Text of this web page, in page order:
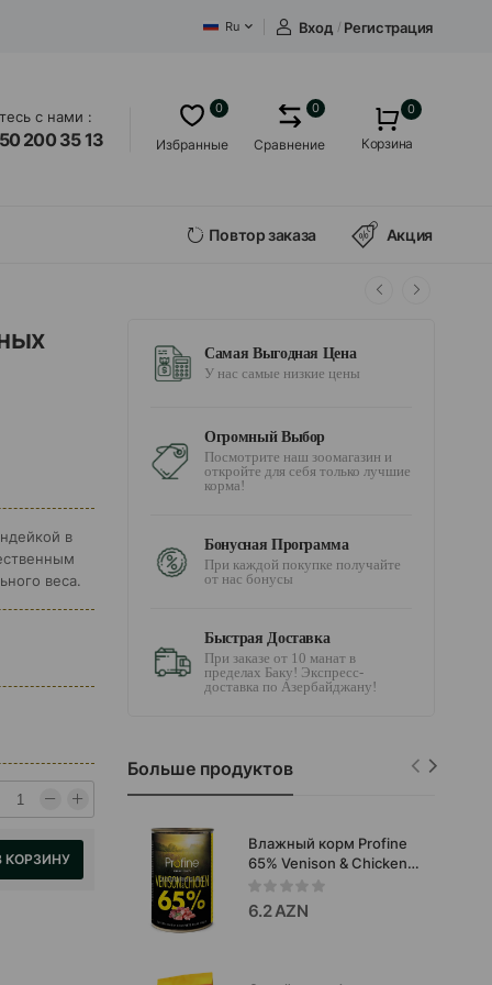
Ru Вход / Регистрация
с нами :
200 35 13 Избранные
0
Сравнение
0 0
Корзина
Повтор заказа Акция
в
веса.
КОРЗИНУ
Самая Выгодная Цена
У нас самые низкие цены
Огромный Выбор
Посмотрите наш зоомагазин и
откройте для себя только лучшие
корма!
Бонусная Программа
При каждой покупке получайте
от нас бонусы
Быстрая Доставка
При заказе от 10 манат в
пределах Баку! Экспресс-
доставка по Азербайджану!
Больше продуктов
Влажный корм Profine
65% Venison & Chicken
для собак со вкусом
мяса оленины и курицы
400г
6.2 AZN